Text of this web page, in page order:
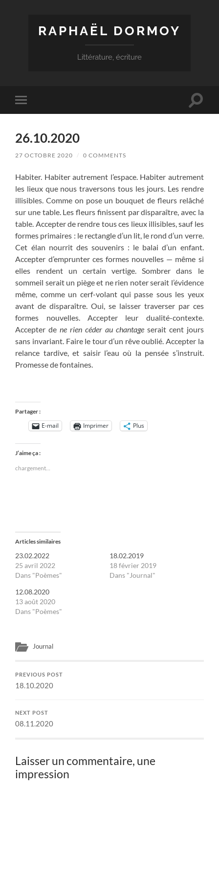
RAPHAËL DORMOY
Littérature, écriture
Toggle
mobile
Toggle
26.10.2020
27 OCTOBRE 2020 / 0 COMMENTS
Habiter. Habiter autrement l’espace. Habiter autrement
les lieux que nous traversons tous les jours. Les rendre
illisibles. Comme on pose un bouquet de fleurs relâché
sur une table. Les fleurs finissent par disparaître, avec la
table. Accepter de rendre tous ces lieux illisibles, sauf les
formes primaires : le rectangle d’un lit, le rond d’un verre.
Cet élan nourrit des souvenirs : le balai d’un enfant.
Accepter d’emprunter ces formes nouvelles — même si
elles rendent un certain vertige. Sombrer dans le
sommeil serait un piège et ne rien noter serait l’évidence
même, comme un cerf-volant qui passe sous les yeux
avant de disparaître. Oui, se laisser traverser par ces
formes nouvelles. Accepter leur dualité-contexte.
Accepter dene rien céder au chantageserait cent jours
sans invariant. Faire le tour d’un rêve oublié. Accepter la
relance tardive, et saisir l’eau où la pensée s’instruit.
Promesse de fontaines.
Partager :
E-mail Imprimer Plus
J’aime ça :
chargement…
Articles similaires
23.02.2022
25 avril 2022
Dans "Poèmes"
18.02.2019
18 février 2019
Dans "Journal"
12.08.2020
13 août 2020
Dans "Poèmes"
Journal
PREVIOUS POST
18.10.2020
NEXT POST
08.11.2020
Laisser un commentaire, une
impression